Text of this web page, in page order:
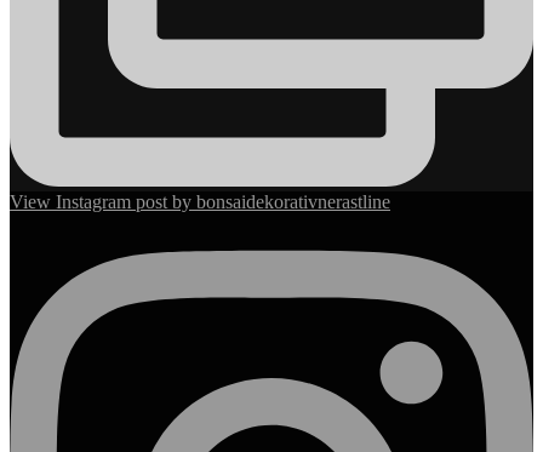
View Instagram post by bonsaidekorativnerastline